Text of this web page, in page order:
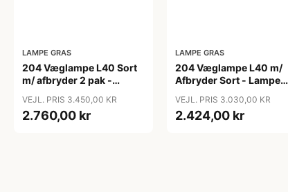
LAMPE GRAS
204 Væglampe L40 Sort
m/ afbryder 2 pak -
VEJL. PRIS 3.450,00 KR
2.760,00 kr
LAMPE GRAS
204 Væglampe L40 m/
Afbryder Sort - Lampe
VEJL. PRIS 3.030,00 KR
2.424,00 kr